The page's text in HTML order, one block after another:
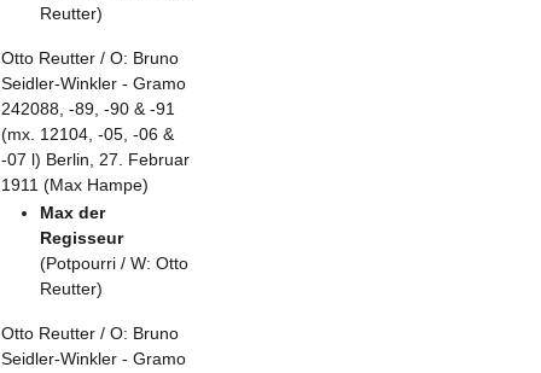
Reutter)
Otto Reutter / O: Bruno
Seidler-Winkler - Gramo
242088, -89, -90 & -91
(mx. 12104, -05, -06 &
-07 l) Berlin, 27. Februar
1911 (Max Hampe)
Max der
Regisseur
(Potpourri / W: Otto
Reutter)
Otto Reutter / O: Bruno
Seidler-Winkler - Gramo